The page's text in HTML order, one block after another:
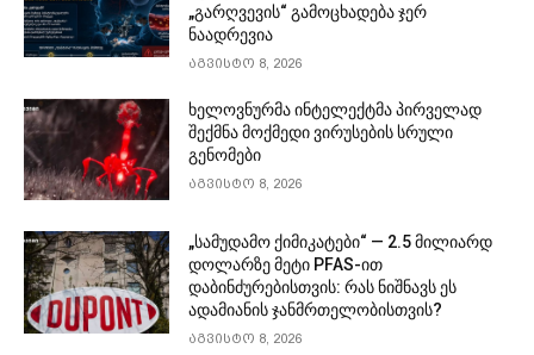
„გარღვევის“ გამოცხადება ჯერ
ნაადრევია
აგვისტო 8, 2026
ხელოვნურმა ინტელექტმა პირველად
შექმნა მოქმედი ვირუსების სრული
გენომები
აგვისტო 8, 2026
„სამუდამო ქიმიკატები“ — 2.5 მილიარდ
დოლარზე მეტი PFAS-ით
დაბინძურებისთვის: რას ნიშნავს ეს
ადამიანის ჯანმრთელობისთვის?
აგვისტო 8, 2026